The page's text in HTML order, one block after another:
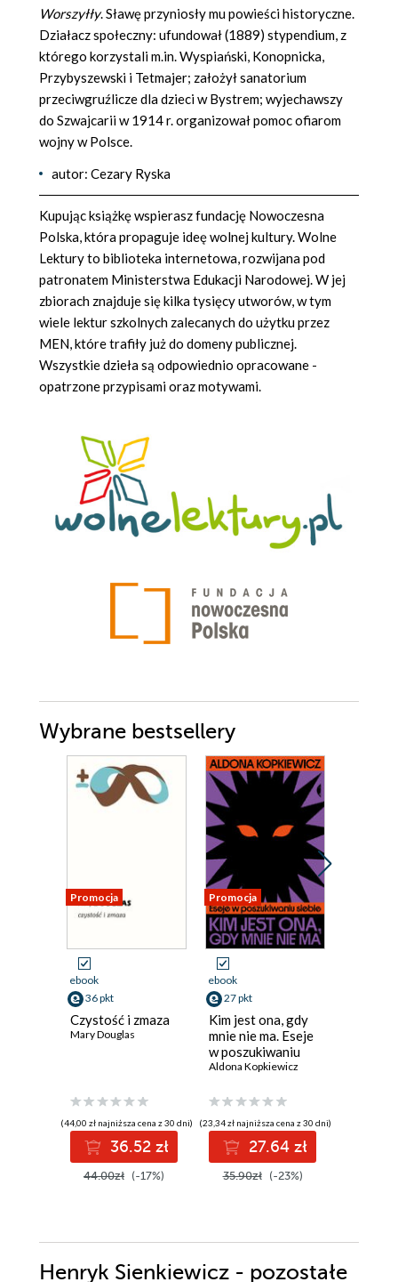
Worszyłły. Sławę przyniosły mu powieści historyczne.
Działacz społeczny: ufundował (1889) stypendium, z
którego korzystali m.in. Wyspiański, Konopnicka,
Przybyszewski i Tetmajer; założył sanatorium
przeciwgruźlicze dla dzieci w Bystrem; wyjechawszy
do Szwajcarii w 1914 r. organizował pomoc ofiarom
wojny w Polsce.
autor: Cezary Ryska
Kupując książkę wspierasz fundację Nowoczesna
Polska, która propaguje ideę wolnej kultury. Wolne
Lektury to biblioteka internetowa, rozwijana pod
patronatem Ministerstwa Edukacji Narodowej. W jej
zbiorach znajduje się kilka tysięcy utworów, w tym
wiele lektur szkolnych zalecanych do użytku przez
MEN, które trafiły już do domeny publicznej.
Wszystkie dzieła są odpowiednio opracowane -
opatrzone przypisami oraz motywami.
Wybrane bestsellery
Promocja
ebook
36 pkt
Czystość i zmaza
Mary Douglas
(44,00 zł najniższa cena z 30 dni)
36.52 zł
44.00zł (-17%)
Promocja
ebook
27 pkt
Kim jest ona, gdy
mnie nie ma. Eseje
w poszukiwaniu
siebie
Aldona Kopkiewicz
(23,34 zł najniższa cena z 30 dni)
27.64 zł
35.90zł (-23%)
Henryk Sienkiewicz - pozostałe